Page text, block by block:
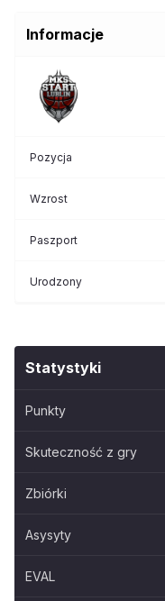
Informacje
Pozycja
Wzrost
Paszport
Urodzony
Statystyki
Punkty
Skuteczność z gry
Zbiórki
Asysyty
EVAL